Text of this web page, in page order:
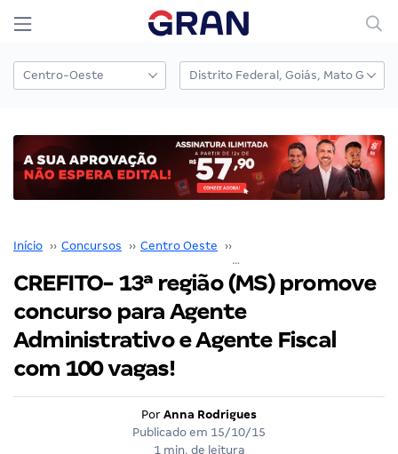
Início ›› Concursos ›› Centro Oeste ››
CREFITO- 13ª região (MS) promove
concurso para Agente
Administrativo e Agente Fiscal
com 100 vagas!
Por Anna Rodrigues
Publicado em 15/10/15
1 min. de leitura